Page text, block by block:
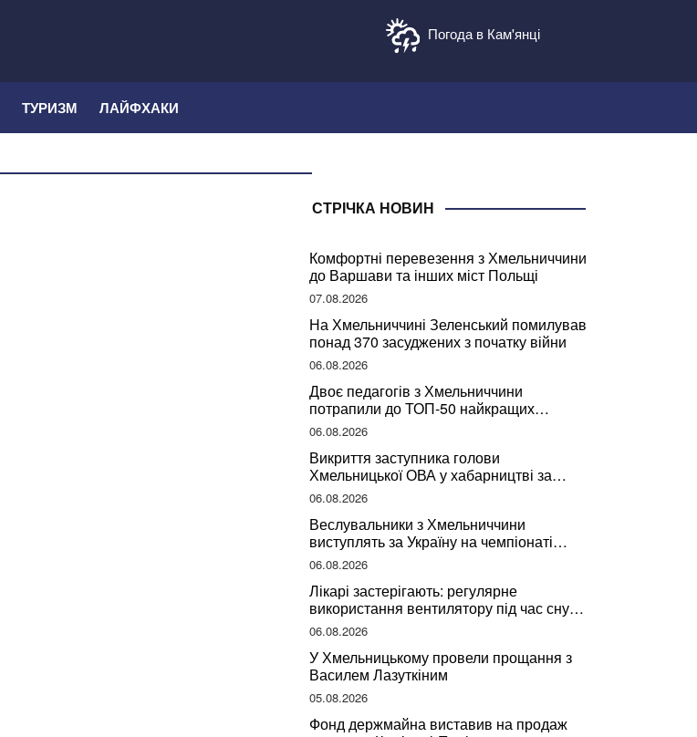
Погода в Кам'янці
ТУРИЗМ ЛАЙФХАКИ
СТРІЧКА НОВИН
Комфортні перевезення з Хмельниччини
до Варшави та інших міст Польщі
07.08.2026
На Хмельниччині Зеленський помилував
понад 370 засуджених з початку війни
06.08.2026
Двоє педагогів з Хмельниччини
потрапили до ТОП-50 найкращих
учителів України
06.08.2026
Викриття заступника голови
Хмельницької ОВА у хабарництві за
підписання контрактів на ремонт доріг
06.08.2026
Веслувальники з Хмельниччини
виступлять за Україну на чемпіонаті
світу
06.08.2026
Лікарі застерігають: регулярне
використання вентилятору під час сну
може негативно вплинути на ваше
здоров’я
06.08.2026
У Хмельницькому провели прощання з
Василем Лазуткіним
05.08.2026
Фонд держмайна виставив на продаж